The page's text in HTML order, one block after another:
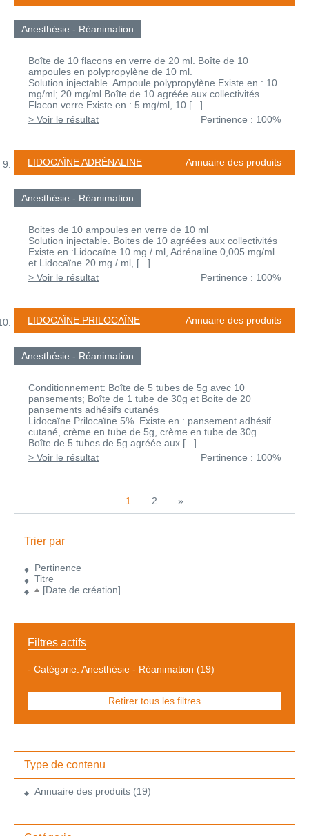
Anesthésie - Réanimation
Boîte de 10 flacons en verre de 20 ml. Boîte de 10
ampoules en polypropylène de 10 ml.
Solution injectable. Ampoule polypropylène Existe en : 10
mg/ml; 20 mg/ml Boîte de 10 agréée aux collectivités
Flacon verre Existe en : 5 mg/ml, 10 [...]
> Voir le résultat
Pertinence : 100%
LIDOCAÏNE ADRÉNALINE Annuaire des produits
Anesthésie - Réanimation
Boites de 10 ampoules en verre de 10 ml
Solution injectable. Boites de 10 agréées aux collectivités
Existe en :Lidocaïne 10 mg / ml, Adrénaline 0,005 mg/ml
et Lidocaïne 20 mg / ml, [...]
> Voir le résultat
Pertinence : 100%
LIDOCAÏNE PRILOCAÏNE Annuaire des produits
Anesthésie - Réanimation
Conditionnement: Boîte de 5 tubes de 5g avec 10
pansements; Boîte de 1 tube de 30g et Boite de 20
pansements adhésifs cutanés
Lidocaïne Prilocaïne 5%. Existe en : pansement adhésif
cutané, crème en tube de 5g, crème en tube de 30g
Boîte de 5 tubes de 5g agréée aux [...]
> Voir le résultat
Pertinence : 100%
1 2 »
Trier par
Pertinence
Titre
[Date de création]
Filtres actifs
- Catégorie: Anesthésie - Réanimation (19)
Retirer tous les filtres
Type de contenu
Annuaire des produits (19)